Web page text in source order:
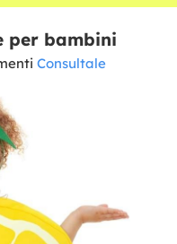
per bambini
Consultale